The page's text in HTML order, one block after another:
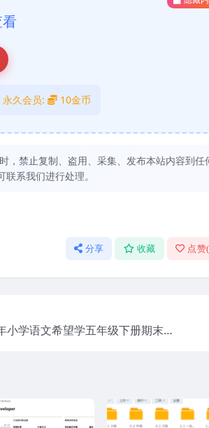
永久会员: 10金币
，禁止复制、盗用、采集、发布本站内容到任
系我们进行处理。
分享 收藏 点赞(
小学语文希望学五年级下册期末模